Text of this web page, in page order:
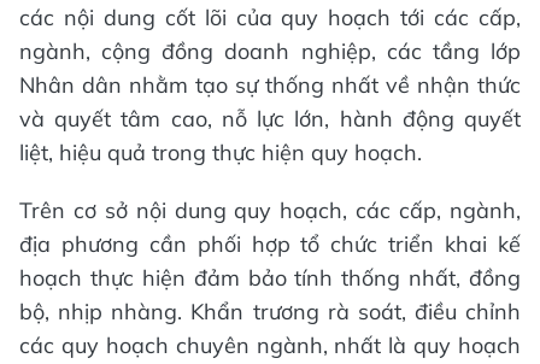
các nội dung cốt lõi của quy hoạch tới các cấp,
ngành, cộng đồng doanh nghiệp, các tầng lớp
Nhân dân nhằm tạo sự thống nhất về nhận thức
và quyết tâm cao, nỗ lực lớn, hành động quyết
liệt, hiệu quả trong thực hiện quy hoạch.
Trên cơ sở nội dung quy hoạch, các cấp, ngành,
địa phương cần phối hợp tổ chức triển khai kế
hoạch thực hiện đảm bảo tính thống nhất, đồng
bộ, nhịp nhàng. Khẩn trương rà soát, điều chỉnh
các quy hoạch chuyên ngành, nhất là quy hoạch